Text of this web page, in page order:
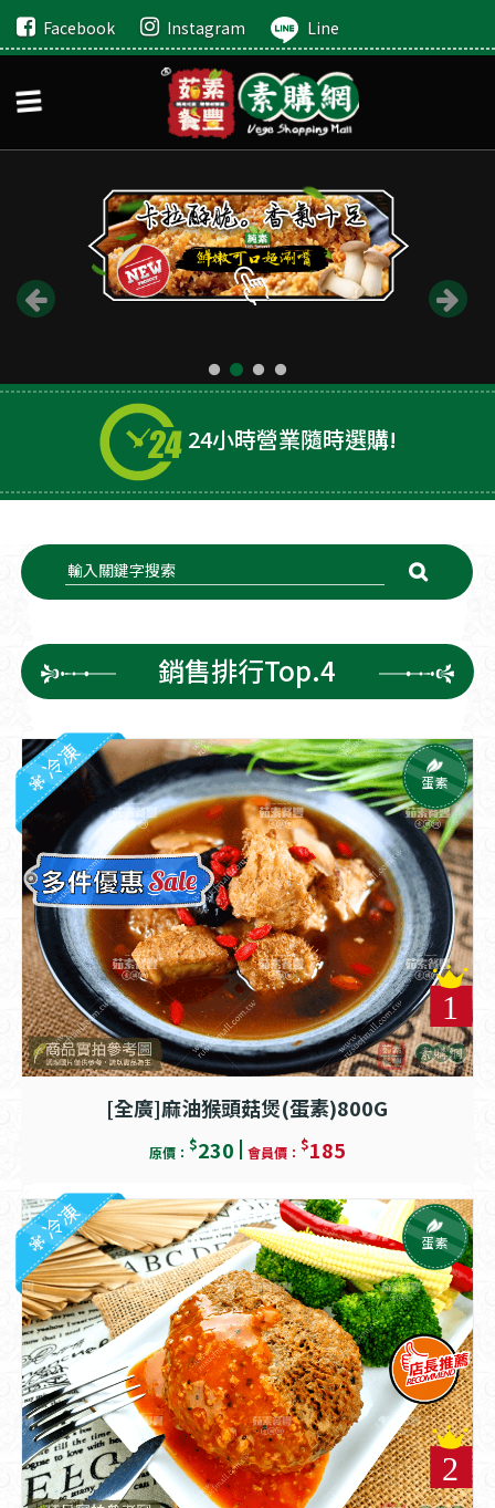
Facebook Instagram Line
24小時營業隨時選購!
銷售排行Top.4
[全廣]麻油猴頭菇煲(蛋素)800G
原價： $230 會員價： $185
冷凍 蛋素
冷凍 蛋素